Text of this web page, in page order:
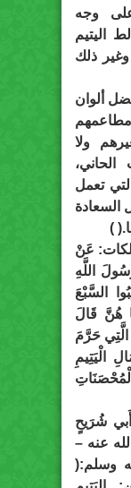
وجه
اليتيم
ذلك
ألوان
مطاعمهم
ولا
الحاني،
تعمل
السعادة
)
عَنْ
اللَّهِ
السَّبْعَ
هُنَّ قَالَ
حَرَّمَ
الْيَتِيمِ
شُرَيحٍ
عنه –
وسلم:(